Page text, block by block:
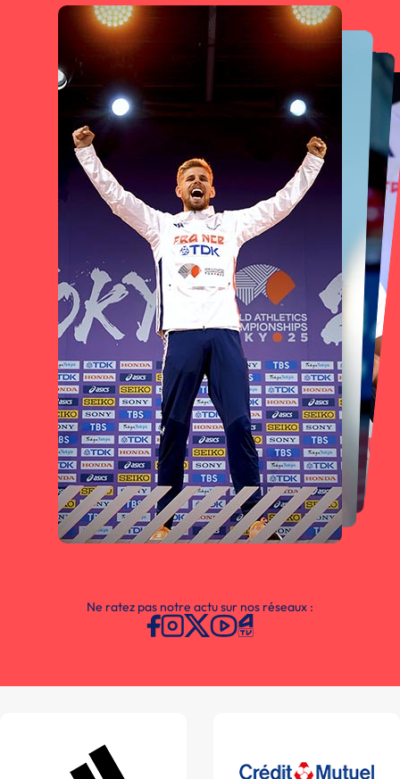
Ne ratez pas notre actu sur nos réseaux :